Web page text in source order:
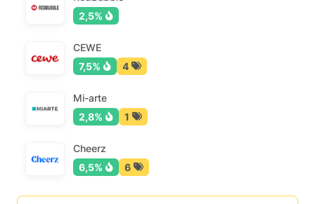
2,5%
CEWE
7,5%
4
Mi-arte
2,8%
1
Cheerz
6,5%
6